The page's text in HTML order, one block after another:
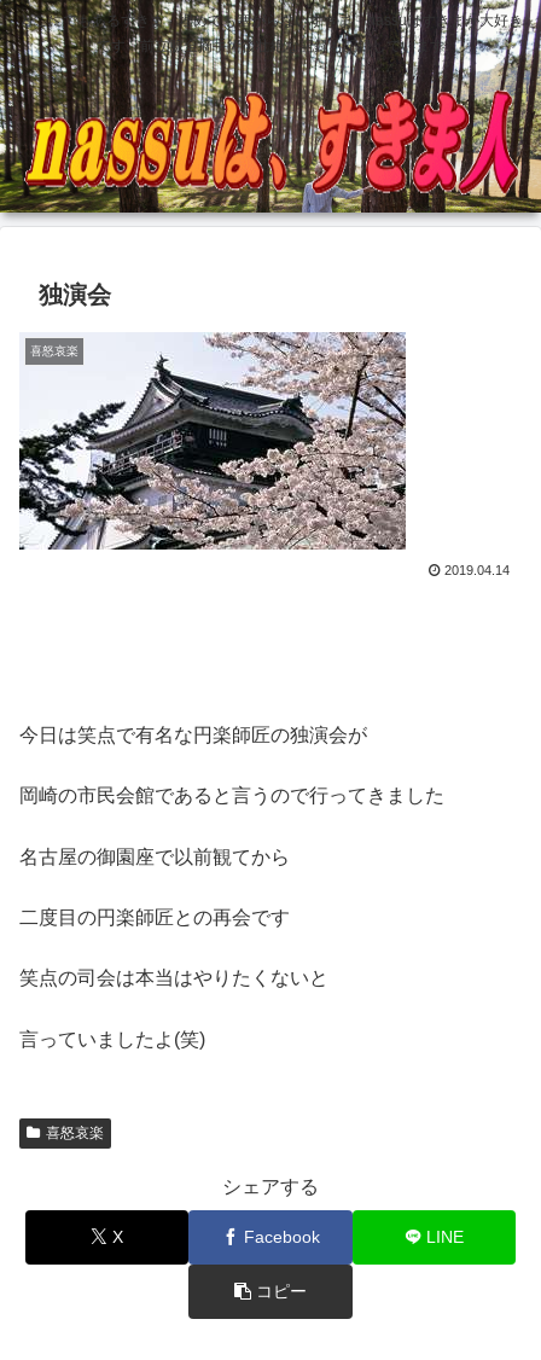
どこにでもあるすきま 埋めても塞がらないすきま nassuはすきまが大好き
です 前立腺全摘手術後壮絶な記録も記録しています
独演会
喜怒哀楽
2019.04.14
今日は笑点で有名な円楽師匠の独演会が
岡崎の市民会館であると言うので行ってきました
名古屋の御園座で以前観てから
二度目の円楽師匠との再会です
笑点の司会は本当はやりたくないと
言っていましたよ(笑)
喜怒哀楽
シェアする
X Facebook LINE
コピー